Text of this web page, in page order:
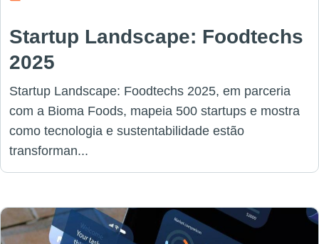
Startup Landscape: Foodtechs
2025
Startup Landscape: Foodtechs 2025, em parceria
com a Bioma Foods, mapeia 500 startups e mostra
como tecnologia e sustentabilidade estão
transforman...